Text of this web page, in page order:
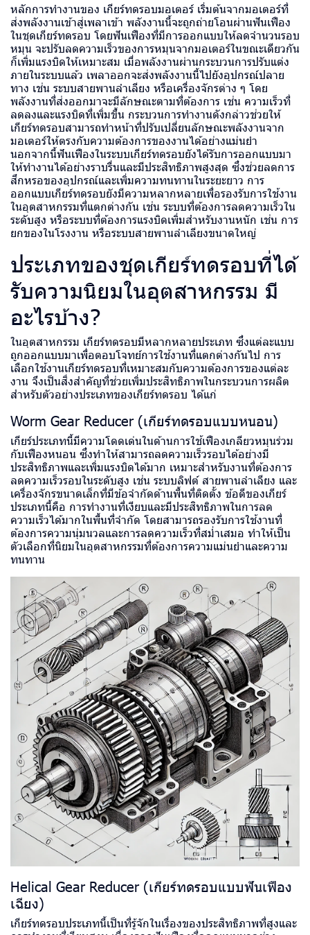
หลักการทำงานของ เกียร์ทดรอบมอเตอร์ เริ่มต้นจากมอเตอร์ที่
ส่งพลังงานเข้าสู่เพลาเข้า พลังงานนี้จะถูกถ่ายโอนผ่านฟันเฟือง
ในชุดเกียร์ทดรอบ โดยฟันเฟืองที่มีการออกแบบให้ลดจำนวนรอบ
หมุน จะปรับลดความเร็วของการหมุนจากมอเตอร์ในขณะเดียวกัน
ก็เพิ่มแรงบิดให้เหมาะสม เมื่อพลังงานผ่านกระบวนการปรับแต่ง
ภายในระบบแล้ว เพลาออกจะส่งพลังงานนี้ไปยังอุปกรณ์ปลาย
ทาง เช่น ระบบสายพานลำเลียง หรือเครื่องจักรต่าง ๆ โดย
พลังงานที่ส่งออกมาจะมีลักษณะตามที่ต้องการ เช่น ความเร็วที่
ลดลงและแรงบิดที่เพิ่มขึ้น กระบวนการทำงานดังกล่าวช่วยให้
เกียร์ทดรอบสามารถทำหน้าที่ปรับเปลี่ยนลักษณะพลังงานจาก
มอเตอร์ให้ตรงกับความต้องการของงานได้อย่างแม่นยำ
นอกจากนี้ฟันเฟืองในระบบเกียร์ทดรอบยังได้รับการออกแบบมา
ให้ทำงานได้อย่างราบรื่นและมีประสิทธิภาพสูงสุด ซึ่งช่วยลดการ
สึกหรอของอุปกรณ์และเพิ่มความทนทานในระยะยาว การ
ออกแบบเกียร์ทดรอบยังมีความหลากหลายเพื่อรองรับการใช้งาน
ในอุตสาหกรรมที่แตกต่างกัน เช่น ระบบที่ต้องการลดความเร็วใน
ระดับสูง หรือระบบที่ต้องการแรงบิดเพิ่มสำหรับงานหนัก เช่น การ
ยกของในโรงงาน หรือระบบสายพานลำเลียงขนาดใหญ่
ประเภทของชุดเกียร์ทดรอบที่ได้
รับความนิยมในอุตสาหกรรม มี
อะไรบ้าง?
ในอุตสาหกรรม เกียร์ทดรอบมีหลากหลายประเภท ซึ่งแต่ละแบบ
ถูกออกแบบมาเพื่อตอบโจทย์การใช้งานที่แตกต่างกันไป การ
เลือกใช้งานเกียร์ทดรอบที่เหมาะสมกับความต้องการของแต่ละ
งาน จึงเป็นสิ่งสำคัญที่ช่วยเพิ่มประสิทธิภาพในกระบวนการผลิต
สำหรับตัวอย่างประเภทของเกียร์ทดรอบ ได้แก่
Worm Gear Reducer (เกียร์ทดรอบแบบหนอน)
เกียร์ประเภทนี้มีความโดดเด่นในด้านการใช้เฟืองเกลียวหมุนร่วม
กับเฟืองหนอน ซึ่งทำให้สามารถลดความเร็วรอบได้อย่างมี
ประสิทธิภาพและเพิ่มแรงบิดได้มาก เหมาะสำหรับงานที่ต้องการ
ลดความเร็วรอบในระดับสูง เช่น ระบบลิฟต์ สายพานลำเลียง และ
เครื่องจักรขนาดเล็กที่มีข้อจำกัดด้านพื้นที่ติดตั้ง ข้อดีของเกียร์
ประเภทนี้คือ การทำงานที่เงียบและมีประสิทธิภาพในการลด
ความเร็วได้มากในพื้นที่จำกัด โดยสามารถรองรับการใช้งานที่
ต้องการความนุ่มนวลและการลดความเร็วที่สม่ำเสมอ ทำให้เป็น
ตัวเลือกที่นิยมในอุตสาหกรรมที่ต้องการความแม่นยำและความ
ทนทาน
Helical Gear Reducer (เกียร์ทดรอบแบบฟันเฟือง
เฉียง)
เกียร์ทดรอบประเภทนี้เป็นที่รู้จักในเรื่องของประสิทธิภาพที่สูงและ